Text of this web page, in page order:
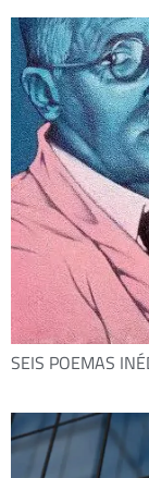
SEIS POEMAS